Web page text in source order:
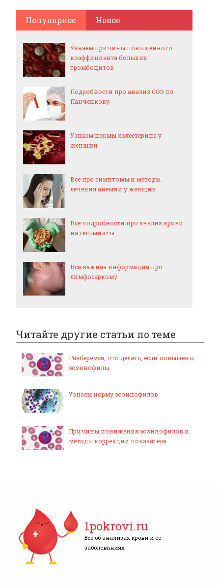
Популярное Новое
Узнаем причины повышенного
коэффициента больших
тромбоцитов
Подробности про анализ СОЭ по
Панченкову
Узнаем нормы холестерина у
женщин
Все про симптомы и методы
лечения анемии у женщин
Все подробности про анализ крови
на гельминты
Вся важная информация про
лимфосаркому
Читайте другие статьи по теме
Разберемся, что делать, если повышены
эозинофилы
Узнаем норму эозинофилов
Причины понижения эозинофилов и
методы коррекции показателя
1pokrovi.ru
Все об анализах крови и ее
заболеваниях